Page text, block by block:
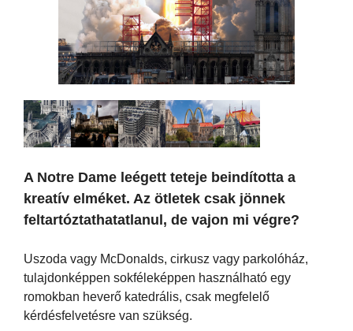
A Notre Dame leégett teteje beindította a
kreatív elméket. Az ötletek csak jönnek
feltartóztathatatlanul, de vajon mi végre?
Uszoda vagy McDonalds, cirkusz vagy parkolóház,
tulajdonképpen sokféleképpen használható egy
romokban heverő katedrális, csak megfelelő
kérdésfelvetésre van szükség.